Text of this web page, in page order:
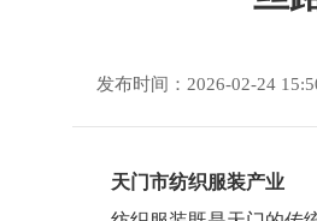
发布时间：2026-02-24
天门市纺织服装产业